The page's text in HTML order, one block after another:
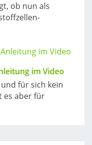
ob nun als
im Video
für sich kein
es aber für